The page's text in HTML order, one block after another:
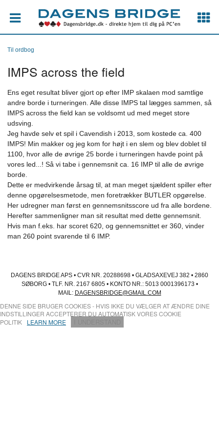
Til ordbog
IMPS across the field
Ens eget resultat bliver gjort op efter IMP skalaen mod samtlige
andre borde i turneringen. Alle disse IMPS tal lægges sammen, så
IMPS across the field kan se voldsomt ud med meget store
udsving.
Jeg havde selv et spil i Cavendish i 2013, som kostede ca. 400
IMPS! Min makker og jeg kom for højt i en slem og blev doblet til
1100, hvor alle de øvrige 25 borde i turneringen havde point på
vores led...! Så vi tabe i gennemsnit ca. 16 IMP til alle de øvrige
borde.
Dette er medvirkende årsag til, at man meget sjældent spiller efter
denne opgørelsesmetode, men foretrækker BUTLER opgørelse.
Her udregner man først en gennemsnitsscore ud fra alle bordene.
Herefter sammenligner man sit resultat med dette gennemsnit.
Hvis man f.eks. har scoret 620, og gennemsnittet er 360, vinder
man 260 point svarende til 6 IMP.
DAGENS BRIDGE APS • CVR NR. 20288698 • GLADSAXEVEJ 382 • 2860
SØBORG • TLF. NR. 2167 6805 • KONTO NR.: 5013 0001396173 •
MAIL: DAGENSBRIDGE@GMAIL.COM
DENNE SIDE BRUGER COOKIES - HVIS IKKE DU VÆLGER AT ÆNDRE DINE
INDSTILLINGER ACCEPTERER DU AUTOMATISK VORES COOKIE
POLITIK
LEARN MORE